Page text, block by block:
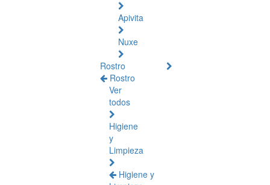
Apivita
Nuxe
Rostro
Rostro
Ver
todos
Higiene
y
Limpieza
Higiene y